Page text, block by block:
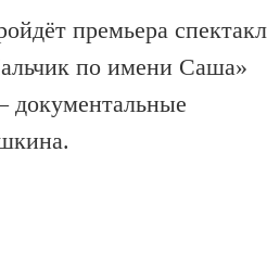
премьера
по имени Саша»
документальные